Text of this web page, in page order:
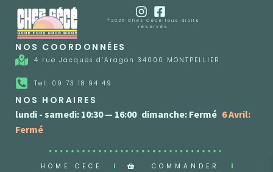
®2026 Chez Cécé tous droits
réservés
NOS COORDONNÉES
4 rue Jacques d’Aragon 34000 MONTPELLIER
Tel: 09 73 18 94 49
NOS HORAIRES
lundi - samedi: 10:30 — 16:00, dimanche: Fermé 6 Avril:
Fermé
HOME CECE COMMANDER